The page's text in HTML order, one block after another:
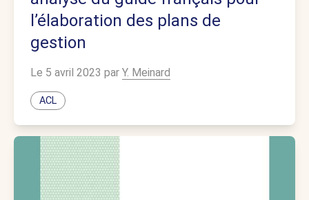
l’élaboration des plans de
gestion
Le 5 avril 2023 par Y. Meinard
ACL